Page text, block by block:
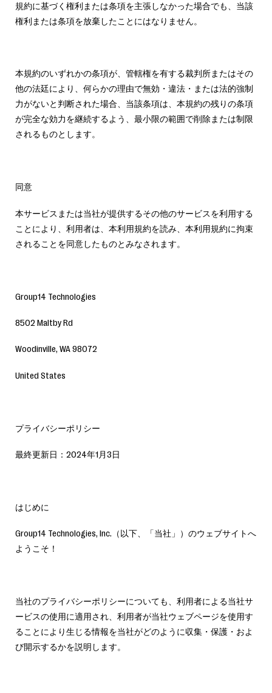
規約に基づく権利または条項を主張しなかった場合でも、当該
権利または条項を放棄したことにはなりません。
本規約のいずれかの条項が、管轄権を有する裁判所またはその
他の法廷により、何らかの理由で無効・違法・または法的強制
力がないと判断された場合、当該条項は、本規約の残りの条項
が完全な効力を継続するよう、最小限の範囲で削除または制限
されるものとします。
同意
本サービスまたは当社が提供するその他のサービスを利用する
ことにより、利用者は、本利用規約を読み、本利用規約に拘束
されることを同意したものとみなされます。
Group14 Technologies
8502 Maltby Rd
Woodinville, WA 98072
United States
プライバシーポリシー
最終更新日：2024年1月3日
はじめに
Group14 Technologies, Inc.（以下、「当社」）のウェブサイトへ
ようこそ！
当社のプライバシーポリシーについても、利用者による当社サ
ービスの使用に適用され、利用者が当社ウェブページを使用す
ることにより生じる情報を当社がどのように収集・保護・およ
び開示するかを説明します。